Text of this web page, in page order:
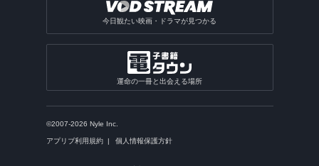
今日観たい映画・ドラマが見つかる
運命の一冊と出会える場所
©2007-2026 Nyle Inc.
アプリブ利用規約 個人情報保護方針